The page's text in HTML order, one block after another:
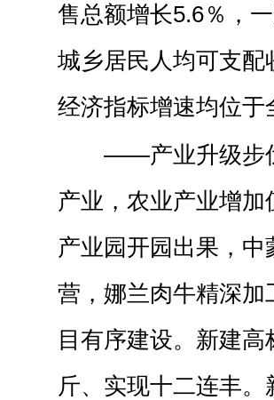
售总额增长5.6％，
城乡居民人均可支配
经济指标增速均位于
——产业升级步
产业，农业产业增
产业园开园出果，
营，娜兰肉牛精深
目有序建设。新建
斤、实现十二连丰